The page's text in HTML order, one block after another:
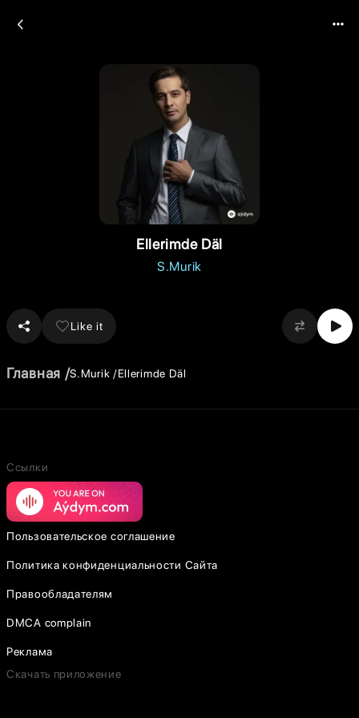
Ellerimde Däl
S.Murik
Like it
Главная S.Murik Ellerimde Däl
Ссылки
Пользовательское соглашение
Политика конфиденциальности Сайта
Правообладателям
DMCA complain
Реклама
Скачать приложение